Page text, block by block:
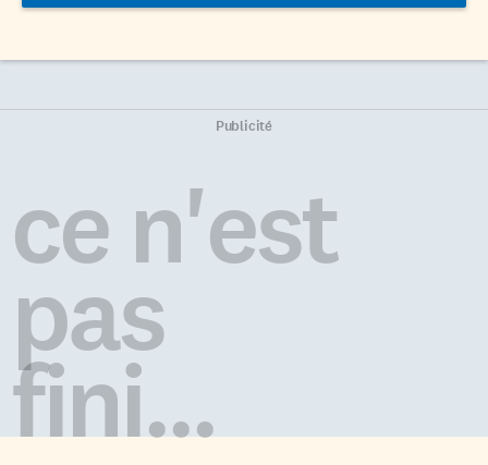
Publicité
ce n'est
pas
fini...